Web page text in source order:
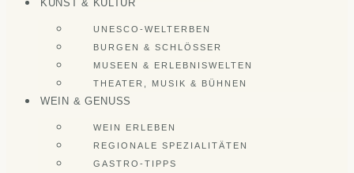
KUNST & KULTUR
UNESCO-WELTERBEN
BURGEN & SCHLÖSSER
MUSEEN & ERLEBNISWELTEN
THEATER, MUSIK & BÜHNEN
WEIN & GENUSS
WEIN ERLEBEN
REGIONALE SPEZIALITÄTEN
GASTRO-TIPPS